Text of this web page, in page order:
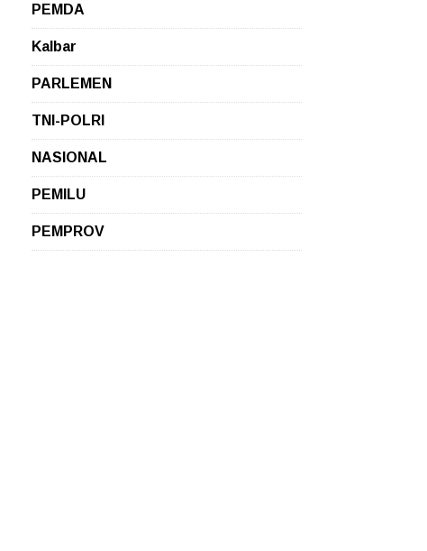
PEMDA
Kalbar
PARLEMEN
TNI-POLRI
NASIONAL
PEMILU
PEMPROV